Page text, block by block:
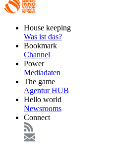
FooterHouse keeping
Was ist das?
Bookmark
Channel
Power
Mediadaten
The game
Agentur HUB
Hello world
Newsrooms
Connect